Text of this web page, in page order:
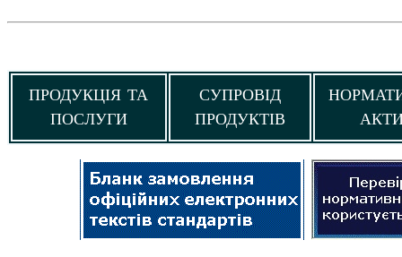
ПРОДУКЦІЯ ТА
ПОСЛУГИ
СУПРОВІД
ПРОДУКТІВ